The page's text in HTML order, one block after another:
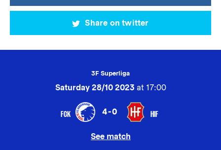
Share on twitter
3F Superliga
Saturday 28/10 2023 at 17:00
FCK 4-0 HIF
See match